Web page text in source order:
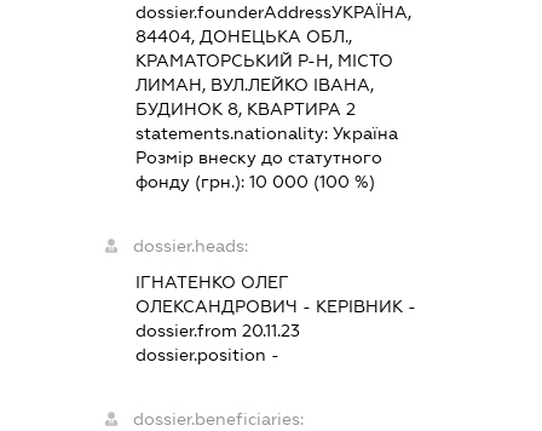
dossier.founderAddressУКРАЇНА,
84404, ДОНЕЦЬКА ОБЛ.,
КРАМАТОРСЬКИЙ Р-Н, МІСТО
ЛИМАН, ВУЛ.ЛЕЙКО ІВАНА,
БУДИНОК 8, КВАРТИРА 2
statements.nationality: Україна
Розмір внеску до статутного
фонду (грн.): 10 000 (100 %)
dossier.heads:
ІГНАТЕНКО ОЛЕГ
ОЛЕКСАНДРОВИЧ - КЕРІВНИК -
dossier.from 20.11.23
dossier.position -
dossier.beneficiaries: